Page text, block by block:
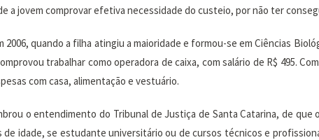
a jovem comprovar efetiva necessidade do custeio, por não ter
quando a filha atingiu a maioridade e formou-se em Ciências
trabalhar como operadora de caixa, com salário de R$ 495.
com casa, alimentação e vestuário.
o entendimento do Tribunal de Justiça de Santa Catarina, de
idade, se estudante universitário ou de cursos técnicos e